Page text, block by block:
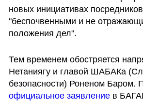
новых инициативах
"беспочвенными и не
положения дел".
Тем временем обостряется
Нетаниягу и главой ШАБАКа
официальное заявление в